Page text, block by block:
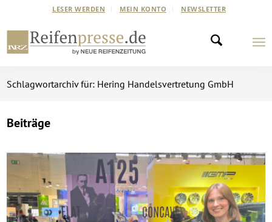
LESER WERDEN MEIN KONTO NEWSLETTER
Schlagwortarchiv für: Hering Handelsvertretung GmbH
Beiträge